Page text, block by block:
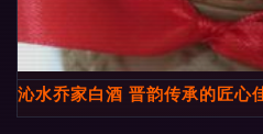
沁水乔家白酒 晋韵传承的匠心